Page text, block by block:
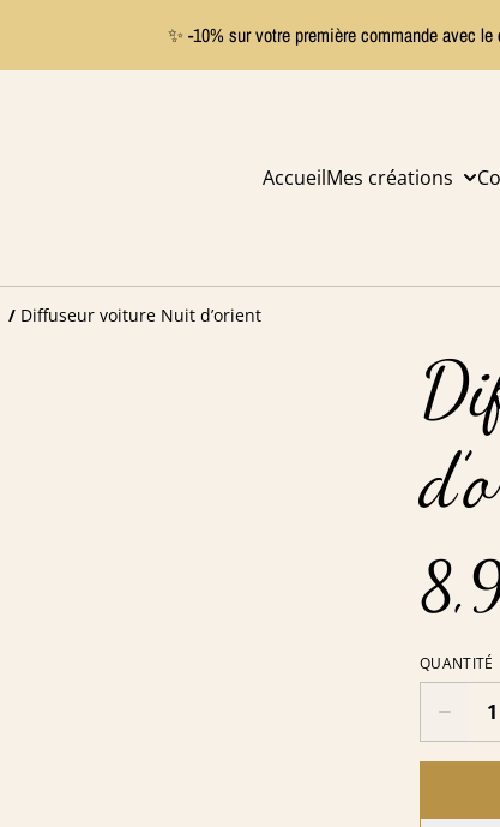
✨ -10% sur votre première commande avec le
AccueilMes créations
/ Diffuseur voiture Nuit d’orient
QUANTITÉ